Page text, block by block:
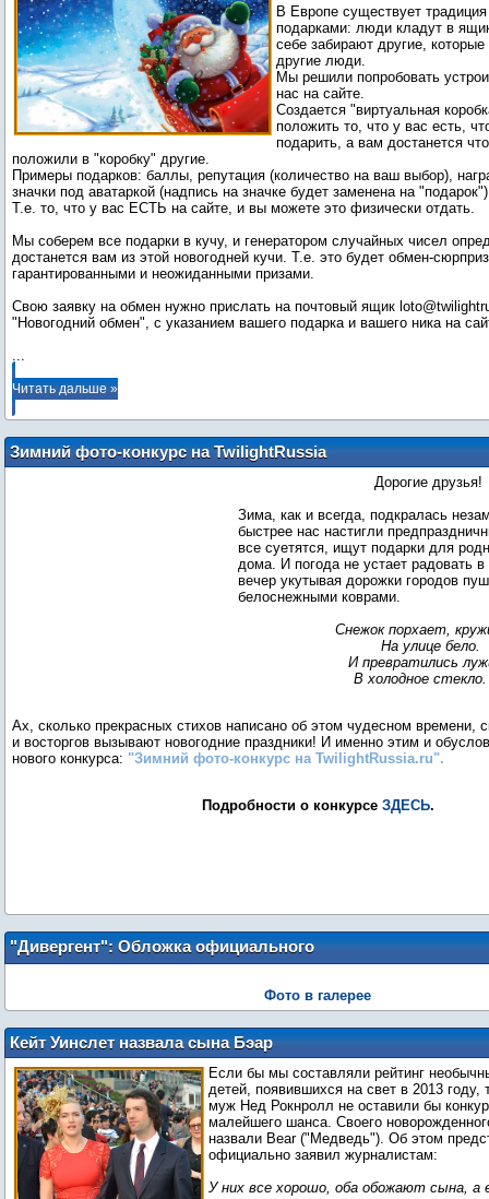
В Европе существует
подарками: люди кладут в
себе забирают другие,
другие люди.
Мы решили попробовать
нас на сайте.
Создается "виртуальная
положить то, что у вас есть,
подарить, а вам достанется
положили в "коробку" другие.
Примеры подарков: баллы, репутация (количество на ваш выбор),
значки под аватаркой (надпись на значке будет заменена на
Т.е. то, что у вас ЕСТЬ на сайте, и вы можете это физически отдать.
Мы соберем все подарки в кучу, и генератором случайных чисел
достанется вам из этой новогодней кучи. Т.е. это будет обмен-
гарантированными и неожиданными призами.
Свою заявку на обмен нужно прислать на почтовый ящик
...
Читать дальше »
Зимний фото-конкурс на TwilightRussia
Дорогие друзья!
Зима, как и всегда, подкралась
быстрее нас настигли
все суетятся, ищут подарки для
дома. И погода не устает радовать
вечер укутывая дорожки городов
белоснежными коврами.
Снежок порхает,
На улице бело.
И превратились
В холодное стекло.
Ах, сколько прекрасных стихов написано об этом чудесном времени,
и восторгов вызывают новогодние праздники! И именно этим и
нового конкурса: "Зимний фото-конкурс на TwilightRussia.ru".
Подробности о конкурсе ЗДЕСЬ
"Дивергент": Обложка официального
путеводителя по фильму
Фото в галерее
Кейт Уинслет назвала сына Бэар
Если бы мы составляли рейтинг
детей, появившихся на свет в 2013 году,
муж Нед Рокнролл не оставили бы
малейшего шанса. Своего
назвали Bear ("Медведь"). Об этом
официально заявил журналистам:
У них все хорошо, оба обожают сына, а